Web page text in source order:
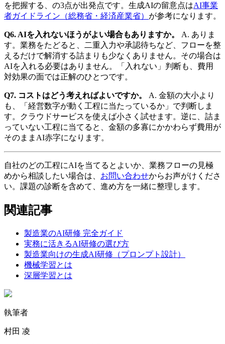
を把握する、の3点が出発点です。生成AIの留意点はAI事業
者ガイドライン（総務省・経済産業省） が参考になります。
Q6. AIを入れないほうがよい場合もありますか。
A. ありま
す。業務をたどると、二重入力や承認待ちなど、フローを整
えるだけで解消する詰まりも少なくありません。その場合は
AIを入れる必要はありません。「入れない」判断も、費用
対効果の面では正解のひとつです。
Q7. コストはどう考えればよいですか。
A. 金額の大小より
も、「経営数字が動く工程に当たっているか」で判断しま
す。クラウドサービスを使えば小さく試せます。逆に、詰ま
っていない工程に当てると、金額の多寡にかかわらず費用が
そのままAI赤字になります。
自社のどの工程にAIを当てるとよいか、業務フローの見極
めから相談したい場合は、 お問い合わせからお声がけくださ
い。課題の診断を含めて、進め方を一緒に整理します。
関連記事
製造業のAI研修 完全ガイド
実務に活きるAI研修の選び方
製造業向けの生成AI研修（プロンプト設計）
機械学習とは
深層学習とは
執筆者
村田 凌